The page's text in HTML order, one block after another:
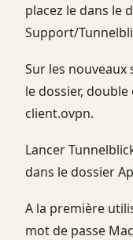
placez le dans le
Support/
Sur les nouveaux
le dossier,
client.ovpn.
Lancer
dans le dossier
A la première
mot de passe